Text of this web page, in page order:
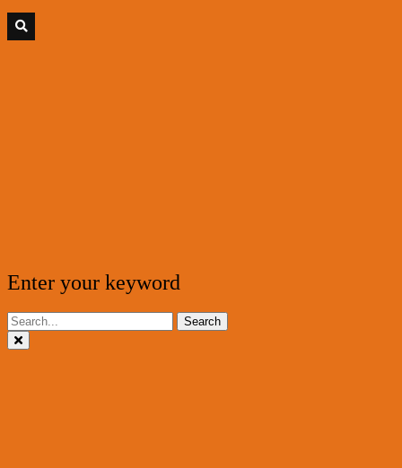
Enter your keyword
Search